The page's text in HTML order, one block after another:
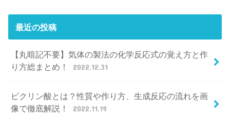
最近の投稿
【丸暗記不要】気体の製法の化学反応式の覚え方と作
り方総まとめ！
2022.12.31
ピクリン酸とは？性質や作り方、生成反応の流れを画
像で徹底解説！
2022.11.19